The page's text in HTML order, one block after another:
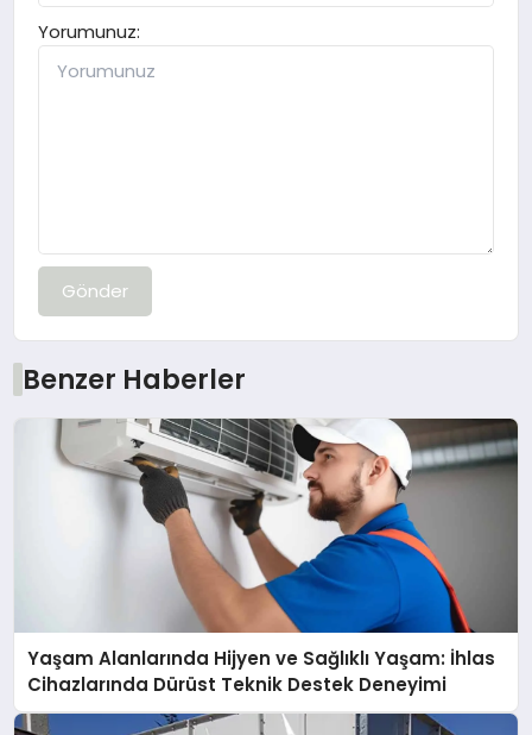
Yorumunuz:
Gönder
Benzer Haberler
Yaşam Alanlarında Hijyen ve Sağlıklı Yaşam: İhlas
Cihazlarında Dürüst Teknik Destek Deneyimi